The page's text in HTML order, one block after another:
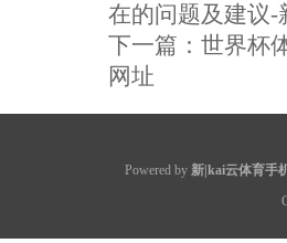
在的问题及建议-
下一篇： 世界杯
网址
Powered by 新|kai云体育手